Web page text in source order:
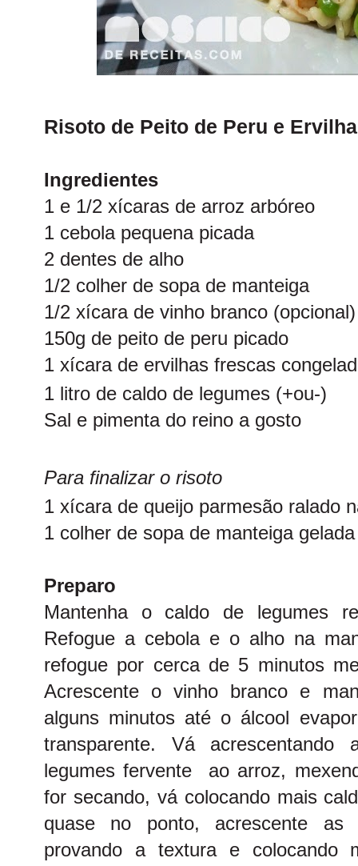
Risoto de Peito de Peru e
Ingredientes
1 e 1/2 xícaras de arroz arbóreo
1 cebola pequena picada
2 dentes de alho
1/2 colher de sopa de manteiga
1/2 xícara de vinho branco (opcional)
150g de peito de peru picado
1 xícara de ervilhas frescas
1 litro de caldo de legumes (+ou-)
Sal e pimenta do reino a gosto
Para finalizar o risoto
1 xícara de queijo parmesão ralado
1 colher de sopa de manteiga gelada
Preparo
Mantenha o caldo de legumes
Refogue a cebola e o alho na
refogue por cerca de 5 minutos
Acrescente o vinho branco e
alguns minutos até o álcool
transparente. Vá
legumes fervente ao arroz,
for secando, vá colocando mais
quase no ponto, acrescente as
provando a textura e colocando